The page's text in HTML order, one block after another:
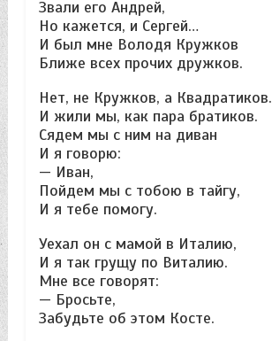
Звали его Андрей,
Но кажется, и Сергей…
И был мне Володя Кружков
Ближе всех прочих дружков.
Нет, не Кружков, а Квадратиков.
И жили мы, как пара братиков.
Сядем мы с ним на диван
И я говорю:
— Иван,
Пойдем мы с тобою в тайгу,
И я тебе помогу.
Уехал он с мамой в Италию,
И я так грущу по Виталию.
Мне все говорят:
— Бросьте,
Забудьте об этом Косте.